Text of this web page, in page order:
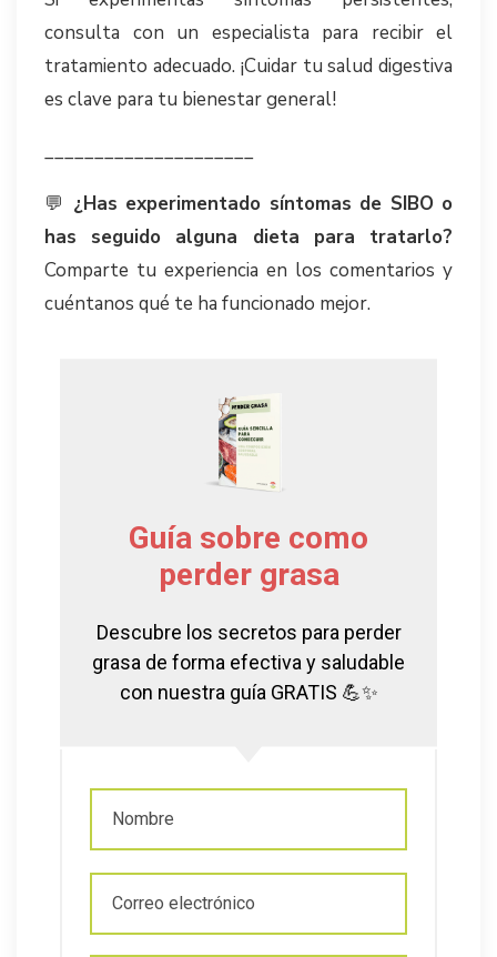
consulta con un especialista para recibir el
tratamiento adecuado. ¡Cuidar tu salud digestiva
es clave para tu bienestar general!
_____________________
💬 ¿Has experimentado síntomas de SIBO o
has seguido alguna dieta para tratarlo?
Comparte tu experiencia en los comentarios y
cuéntanos qué te ha funcionado mejor.
Guía sobre como
perder grasa
Descubre los secretos para perder
grasa de forma efectiva y saludable
con nuestra guía GRATIS 💪✨